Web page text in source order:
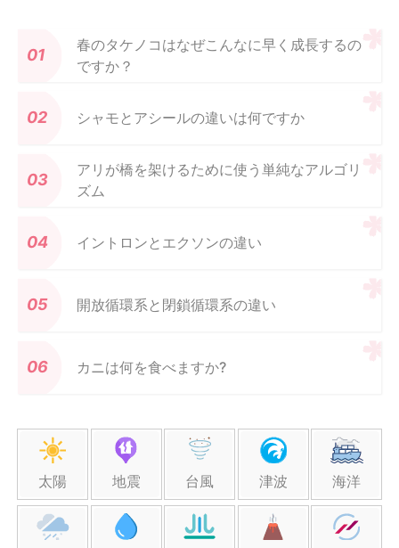
春のタケノコはなぜこんなに早く成長するの
ですか？
シャモとアシールの違いは何ですか
アリが橋を架けるために使う単純なアルゴリ
ズム
イントロンとエクソンの違い
開放循環系と閉鎖循環系の違い
カニは何を食べますか?
太陽 地震 台風 津波 海洋